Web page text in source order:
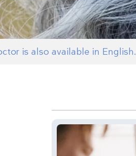
is also available in English.